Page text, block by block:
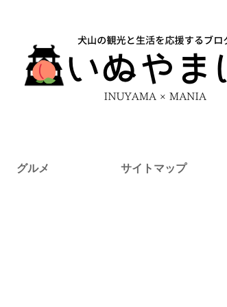
グルメ サイトマップ